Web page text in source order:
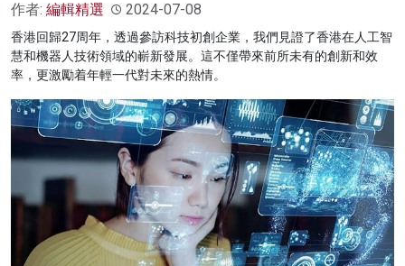
作者: 編輯精選 2024-07-08
香港回歸27周年，透過參訪科技初創企業，我們見證了香港在人工智
慧和機器人技術領域的嶄新發展。這不僅帶來前所未有的創新和效
率，更激勵着年輕一代對未來的熱情。